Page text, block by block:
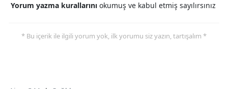
Yorum yazma kurallarını okumuş ve kabul etmiş sayılırsınız
* Bu içerik ile ilgili yorum yok, ilk yorumu siz yazın, tartışalım *